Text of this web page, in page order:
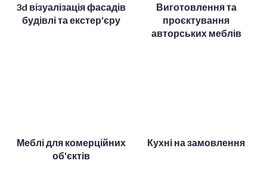
3d візуалізація фасадів
будівлі та екстер'єру
Виготовлення та
проєктування
авторських меблів
Меблі для комерційних
об'єктів
Кухні на замовлення